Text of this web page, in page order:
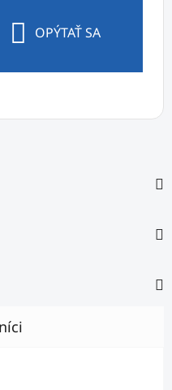
OPÝTAŤ SA
hviezdičiek.